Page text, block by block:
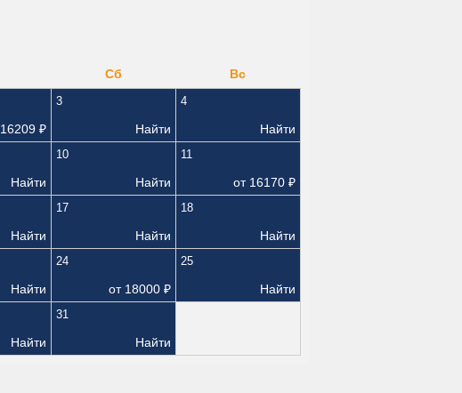
Сб Вс
16209 ₽
3
Найти
4
Найти
Найти
10
Найти
11
от 16170 ₽
Найти
17
Найти
18
Найти
Найти
24
от 18000 ₽
25
Найти
Найти
31
Найти